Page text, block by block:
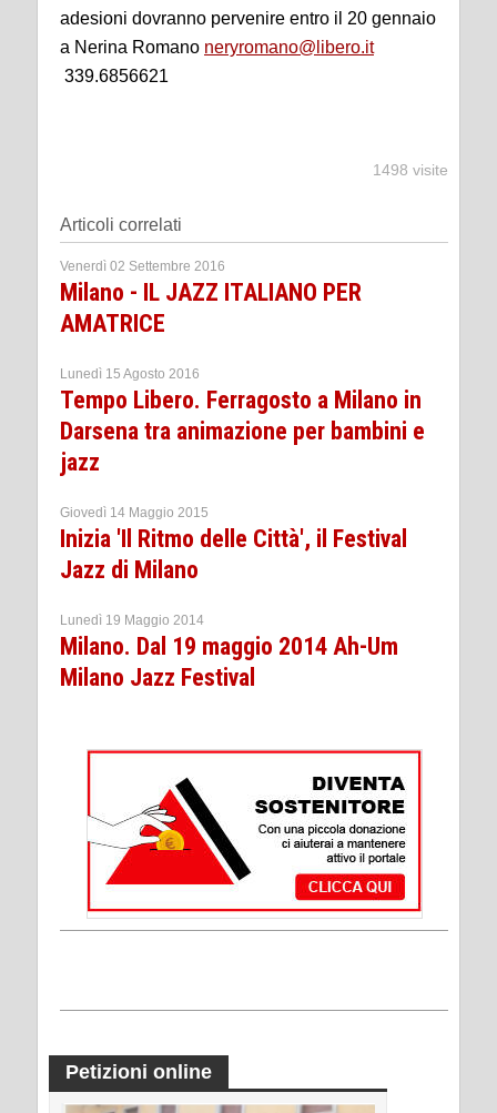
adesioni dovranno pervenire entro il 20 gennaio
a Nerina Romano neryromano@libero.it
339.6856621
1498 visite
Articoli correlati
Venerdì 02 Settembre 2016
Milano - IL JAZZ ITALIANO PER
AMATRICE
Lunedì 15 Agosto 2016
Tempo Libero. Ferragosto a Milano in
Darsena tra animazione per bambini e
jazz
Giovedì 14 Maggio 2015
Inizia 'Il Ritmo delle Città', il Festival
Jazz di Milano
Lunedì 19 Maggio 2014
Milano. Dal 19 maggio 2014 Ah-Um
Milano Jazz Festival
Petizioni online